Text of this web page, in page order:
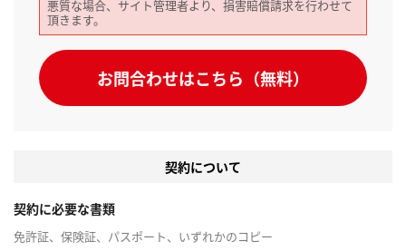
悪質な場合、サイト管理者より、損害賠償請求を行わせて
頂きます。
お問合わせはこちら（無料）
契約について
契約に必要な書類
免許証、保険証、パスポート、いずれかのコピー